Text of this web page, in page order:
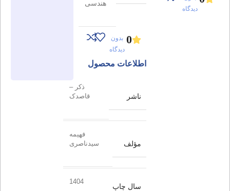
دیدگاه
هندسی
0 بدون
دیدگاه
اطلاعات محصول
ناشر
ذکر –
قاصدک
مؤلف
فهیمه
سیدناصری
سال چاپ
1404